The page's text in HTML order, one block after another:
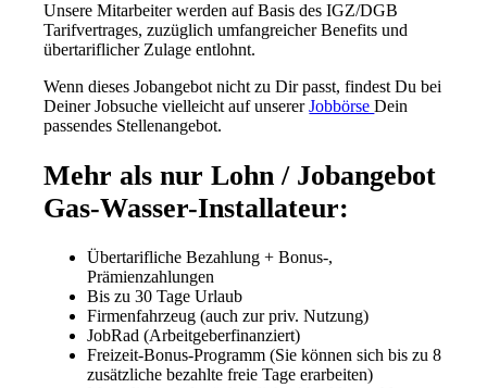
Unsere Mitarbeiter werden auf Basis des IGZ/DGB
Tarifvertrages, zuzüglich umfangreicher Benefits und
übertariflicher Zulage entlohnt.
Wenn dieses Jobangebot nicht zu Dir passt, findest Du bei
Deiner Jobsuche vielleicht auf unsererJobbörseDein
passendes Stellenangebot.
Mehr als nur Lohn / Jobangebot
Gas-Wasser-Installateur:
Übertarifliche Bezahlung + Bonus-,
Prämienzahlungen
Bis zu 30 Tage Urlaub
Firmenfahrzeug (auch zur priv. Nutzung)
JobRad (Arbeitgeberfinanziert)
Freizeit-Bonus-Programm (Sie können sich bis zu 8
zusätzliche bezahlte freie Tage erarbeiten)